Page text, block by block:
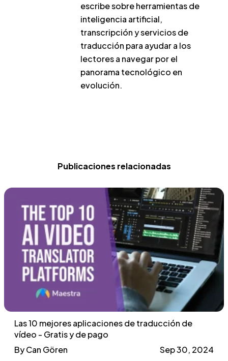
escribe sobre herramientas de
inteligencia artificial,
transcripción y servicios de
traducción para ayudar a los
lectores a navegar por el
panorama tecnológico en
evolución.
Publicaciones relacionadas
Las 10 mejores aplicaciones de traducción de
vídeo - Gratis y de pago
By Can Gören
Sep 30, 2024